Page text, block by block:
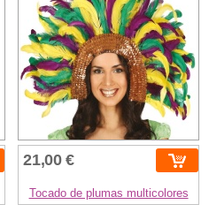
21,00 €
Tocado de plumas multicolores